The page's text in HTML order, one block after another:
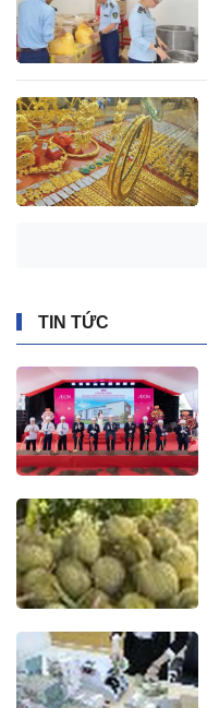
TIN TỨC